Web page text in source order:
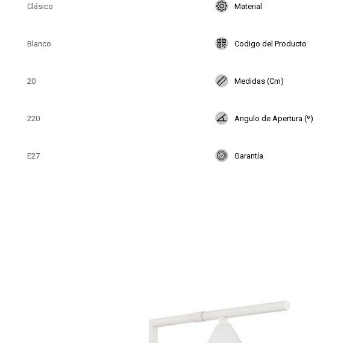
Clásico Material
Blanco Codigo del Producto
20 Medidas (Cm)
220 Angulo de Apertura (º)
E27 Garantía